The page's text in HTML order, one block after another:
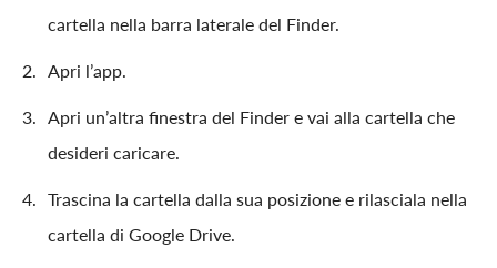
cartella nella barra laterale del Finder.
Apri l’app.
Apri un’altra finestra del Finder e vai alla cartella che
desideri caricare.
Trascina la cartella dalla sua posizione e rilasciala nella
cartella di Google Drive.